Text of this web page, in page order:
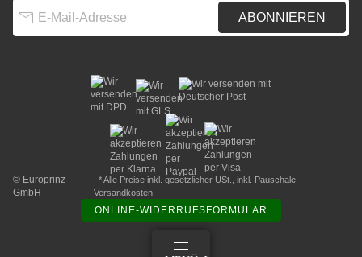
ABONNIEREN
© Europrinz
GmbH
* Alle Preise inkl. gesetzlicher USt., inkl. Pauschale
Versandkosten
ONLINE-WIDERRUFSFORMULAR